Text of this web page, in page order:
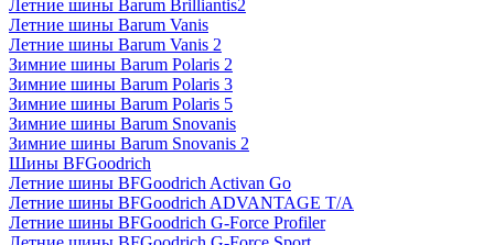
Летние шины Barum Brilliantis2
Летние шины Barum Vanis
Летние шины Barum Vanis 2
Зимние шины Barum Polaris 2
Зимние шины Barum Polaris 3
Зимние шины Barum Polaris 5
Зимние шины Barum Snovanis
Зимние шины Barum Snovanis 2
Шины BFGoodrich
Летние шины BFGoodrich Activan Go
Летние шины BFGoodrich ADVANTAGE T/A
Летние шины BFGoodrich G-Force Profiler